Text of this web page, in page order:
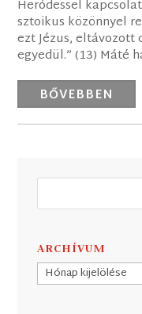
Heródessel
sztoikus közönnyel
ezt Jézus, eltávozott
egyedül.” (13) Máté
BŐVEBBEN
ARCHÍVUM
Archívum